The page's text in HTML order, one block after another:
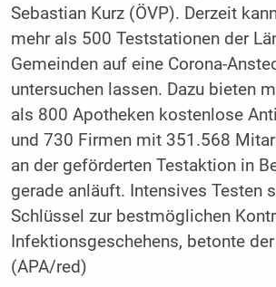
Sebastian Kurz (ÖVP). Derzeit
mehr als 500 Teststationen der
Gemeinden auf eine Corona-
untersuchen lassen. Dazu bieten
als 800 Apotheken kostenlose
und 730 Firmen mit 351.568
an der geförderten Testaktion in
gerade anläuft. Intensives Testen
Schlüssel zur bestmöglichen
Infektionsgeschehens, betonte
(APA/red)